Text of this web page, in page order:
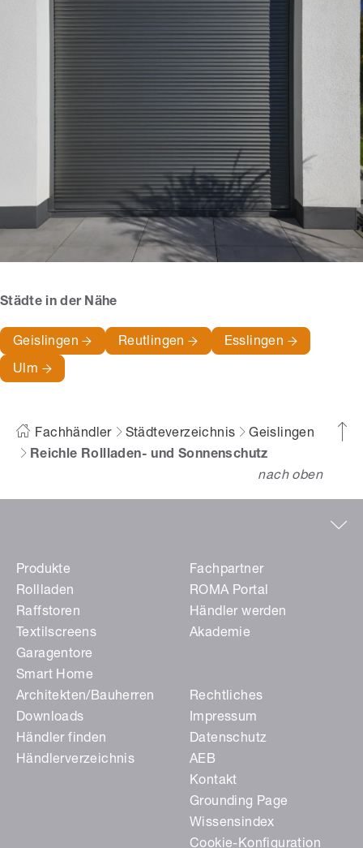
Städte in der Nähe
Geislingen Reutlingen Esslingen
Ulm
Fachhändler Städteverzeichnis
Geislingen
Reichle Rollladen- und Sonnenschutz
nach oben
Produkte
Rollladen
Raffstoren
Textilscreens
Garagentore
Smart Home
Fachpartner
ROMA Portal
Händler werden
Akademie
Architekten/Bauherren
Downloads
Händler finden
Händlerverzeichnis
Rechtliches
Impressum
Datenschutz
AEB
Kontakt
Grounding Page
Wissensindex
Cookie-Konfiguration